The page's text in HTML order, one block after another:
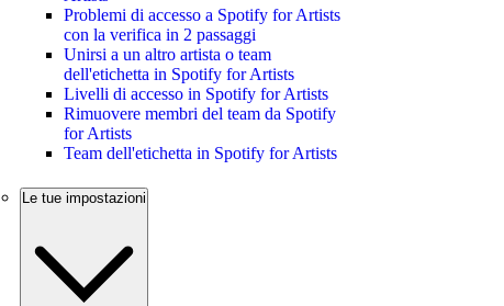
Problemi di accesso a Spotify for Artists
con la verifica in 2 passaggi
Unirsi a un altro artista o team
dell'etichetta in Spotify for Artists
Livelli di accesso in Spotify for Artists
Rimuovere membri del team da Spotify
for Artists
Team dell'etichetta in Spotify for Artists
Le tue impostazioni